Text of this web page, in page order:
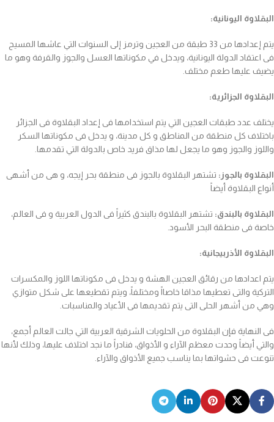
البقلاوة اليونانية:
يتم إعدادها من 33 طبقة من العجين وترمز إلى السنوات التي عاشها المسيح
فى اعتقاد الدولة اليونانية، ويدخل في مكوناتها العسل والجوز والقرفة وهو ما
يضيف عليها طعم مختلف.
البقلاوة الجزائرية:
يختلف عدد طبقات العجين التي يتم استخدامها فى إعداد البقلاوة فى الجزائر
باختلاف كل منطقة من المناطق و كل مدينة، و يدخل فى مكوناتها السكر
واللوز والجوز وهو ما يجعل لها مذاق فريد خاص بالدولة التي تقدمها.
البقلاوة بالجوز: تشتهر البقلاوة بالجوز فى منطقة بحر إيجه، و هى من أشهى
أنواع البقلاوة أيضاً
البقلاوة بالبندق: تشتهر البقلاوة بالبندق كثيراً فى الدول العربية و فى العالم،
خاصة فى منطقة البحر الأسود.
البقلاوة الأذربيجانية:
يتم اعدادها من رقائق العجين الهشة و يدخل فى مكوناتها اللوز والمكسرات
التركية والتى تعطيها مذاقا خاصااً ومختلفاً، ويتم تقطيعها على شكل متوازي
وهي من أشهر الحلى التى يتم تقديمها فى الأعياد والمناسبات.
فى النهاية فإن البقلاوة من الحلويات الشرقية العربية التي جالت العالم أجمع،
والتي أيضاً وحدت معظم الآراء و الأذواق، فنادراً ما نجد اختلاف عليها، وذلك لأنها
تنوعت فى حشواتها بما يناسب جميع الأذواق والآراء.